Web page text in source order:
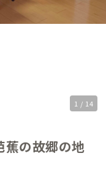
1 / 14
蕉の故郷の地